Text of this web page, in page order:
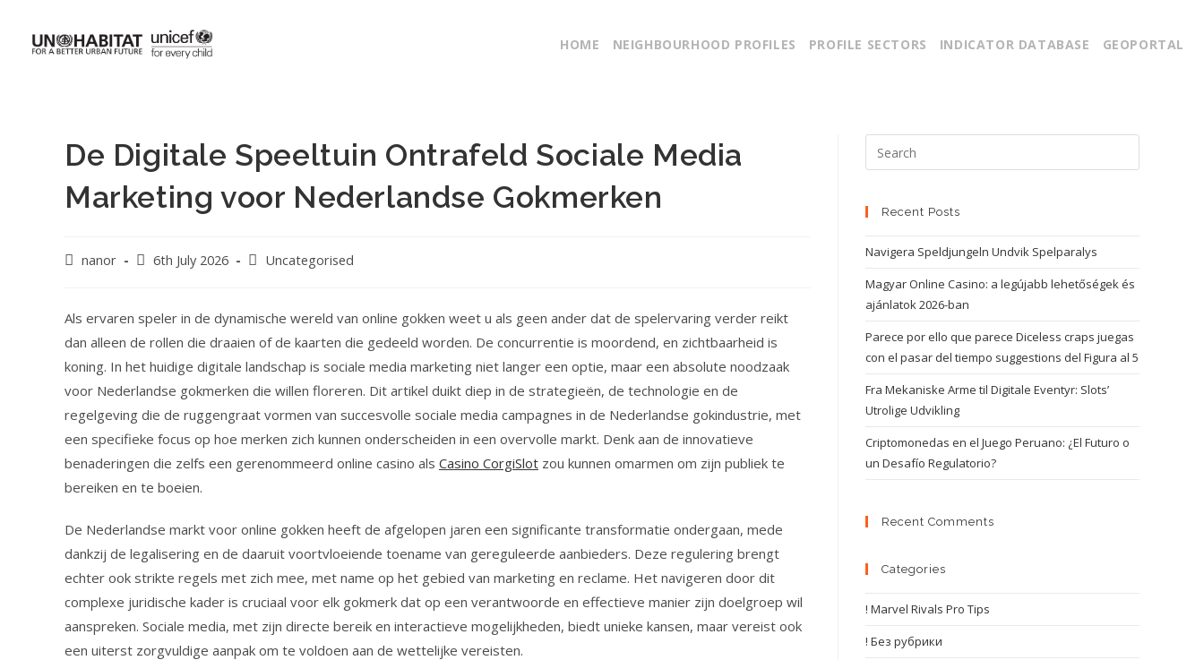
HOME NEIGHBOURHOOD PROFILES PROFILE SECTORS INDICATOR DATABASE GEOPORTAL
De Digitale Speeltuin Ontrafeld Sociale Media
Marketing voor Nederlandse Gokmerken
nanor 6th July 2026 Uncategorised
Als ervaren speler in de dynamische wereld van online gokken weet u als geen ander dat de spelervaring verder reikt
dan alleen de rollen die draaien of de kaarten die gedeeld worden. De concurrentie is moordend, en zichtbaarheid is
koning. In het huidige digitale landschap is sociale media marketing niet langer een optie, maar een absolute noodzaak
voor Nederlandse gokmerken die willen floreren. Dit artikel duikt diep in de strategieën, de technologie en de
regelgeving die de ruggengraat vormen van succesvolle sociale media campagnes in de Nederlandse gokindustrie, met
een specifieke focus op hoe merken zich kunnen onderscheiden in een overvolle markt. Denk aan de innovatieve
benaderingen die zelfs een gerenommeerd online casino als Casino CorgiSlot zou kunnen omarmen om zijn publiek te
bereiken en te boeien.
De Nederlandse markt voor online gokken heeft de afgelopen jaren een significante transformatie ondergaan, mede
dankzij de legalisering en de daaruit voortvloeiende toename van gereguleerde aanbieders. Deze regulering brengt
echter ook strikte regels met zich mee, met name op het gebied van marketing en reclame. Het navigeren door dit
complexe juridische kader is cruciaal voor elk gokmerk dat op een verantwoorde en effectieve manier zijn doelgroep wil
aanspreken. Sociale media, met zijn directe bereik en interactieve mogelijkheden, biedt unieke kansen, maar vereist ook
een uiterst zorgvuldige aanpak om te voldoen aan de wettelijke vereisten.
Recent Posts
Navigera Speldjungeln Undvik Spelparalys
Magyar Online Casino: a legújabb lehetőségek és
ajánlatok 2026-ban
Parece por ello que parece Diceless craps juegas
con el pasar del tiempo suggestions del Figura al 5
Fra Mekaniske Arme til Digitale Eventyr: Slots’
Utrolige Udvikling
Criptomonedas en el Juego Peruano: ¿El Futuro o
un Desafío Regulatorio?
Recent Comments
Categories
! Marvel Rivals Pro Tips
! Без рубрики